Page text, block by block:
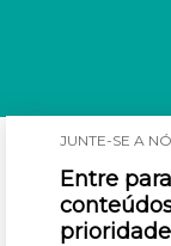
JUNTE-SE A
Entre
prioridade